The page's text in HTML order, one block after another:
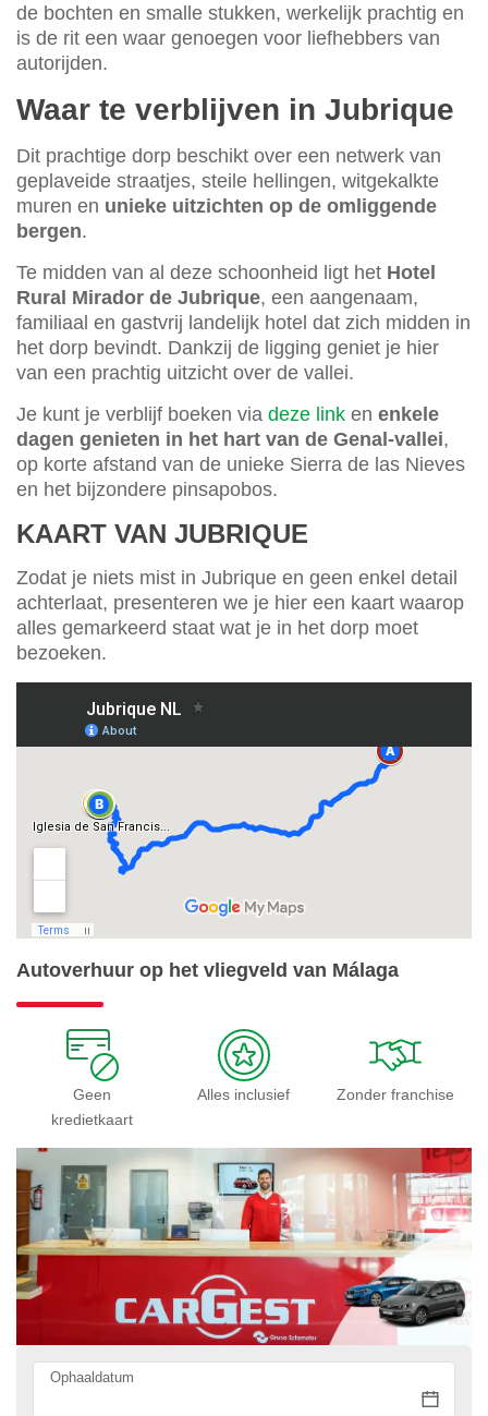
de bochten en smalle stukken, werkelijk prachtig en
is de rit een waar genoegen voor liefhebbers van
autorijden.
Waar te verblijven in Jubrique
Dit prachtige dorp beschikt over een netwerk van
geplaveide straatjes, steile hellingen, witgekalkte
muren en unieke uitzichten op de omliggende
bergen.
Te midden van al deze schoonheid ligt het Hotel
Rural Mirador de Jubrique, een aangenaam,
familiaal en gastvrij landelijk hotel dat zich midden in
het dorp bevindt. Dankzij de ligging geniet je hier
van een prachtig uitzicht over de vallei.
Je kunt je verblijf boeken via deze link en enkele
dagen genieten in het hart van de Genal-vallei,
op korte afstand van de unieke Sierra de las Nieves
en het bijzondere pinsapobos.
KAART VAN JUBRIQUE
Zodat je niets mist in Jubrique en geen enkel detail
achterlaat, presenteren we je hier een kaart waarop
alles gemarkeerd staat wat je in het dorp moet
bezoeken.
Autoverhuur op het vliegveld van Málaga
Geen
kredietkaart
Alles inclusief Zonder franchise
Ophaaldatum